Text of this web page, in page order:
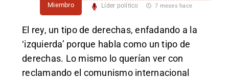
Miembro Líder político 7 meses hace
El rey, un tipo de derechas, enfadando a la
‘izquierda’ porque habla como un tipo de
derechas. Lo mismo lo querían ver con
reclamando el comunismo internacional